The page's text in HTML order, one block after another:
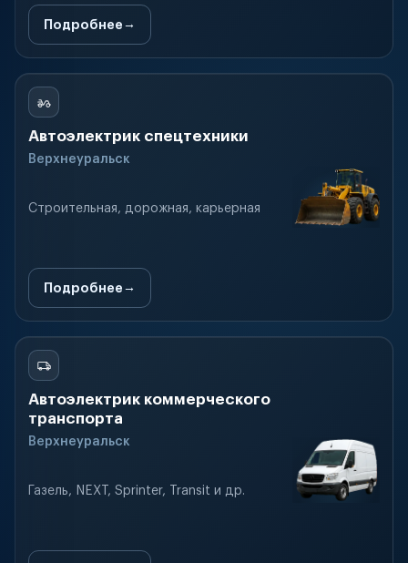
Подробнее
Автоэлектрик спецтехники
Верхнеуральск
Строительная, дорожная, карьерная
Подробнее
Автоэлектрик коммерческого
транспорта
Верхнеуральск
Газель, NEXT, Sprinter, Transit и др.